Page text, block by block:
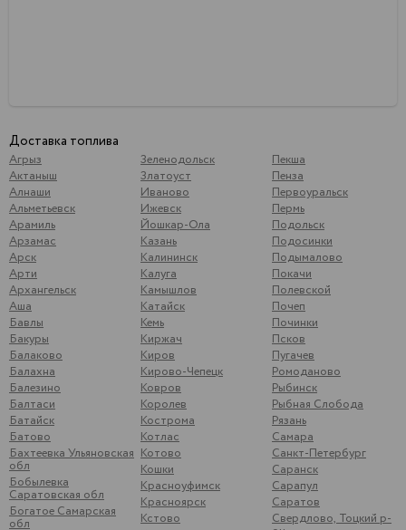
Доставка топлива
Агрыз
Актаныш
Алнаши
Альметьевск
Арамиль
Арзамас
Арск
Арти
Архангельск
Аша
Бавлы
Бакуры
Балаково
Балахна
Балезино
Балтаси
Батайск
Батово
Бахтеевка Ульяновская
обл
Бобылевка
Саратовская обл
Богатое Самарская
обл
Зеленодольск
Златоуст
Иваново
Ижевск
Йошкар-Ола
Казань
Калининск
Калуга
Камышлов
Катайск
Кемь
Киржач
Киров
Кирово-Чепецк
Ковров
Королев
Кострома
Котлас
Котово
Кошки
Красноуфимск
Красноярск
Кстово
Пекша
Пенза
Первоуральск
Пермь
Подольск
Подосинки
Подымалово
Покачи
Полевской
Почеп
Починки
Псков
Пугачев
Ромоданово
Рыбинск
Рыбная Слобода
Рязань
Самара
Санкт-Петербург
Саранск
Сарапул
Саратов
Свердлово, Тоцкий р-